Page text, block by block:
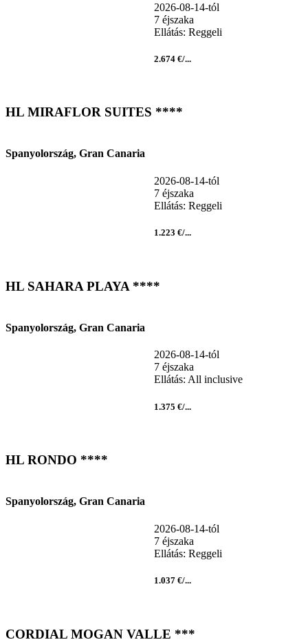
2026-08-14-tól
7 éjszaka
Ellátás: Reggeli
2.674 €/...
HL MIRAFLOR SUITES ****
Spanyolország, Gran Canaria
2026-08-14-tól
7 éjszaka
Ellátás: Reggeli
1.223 €/...
HL SAHARA PLAYA ****
Spanyolország, Gran Canaria
2026-08-14-tól
7 éjszaka
Ellátás: All inclusive
1.375 €/...
HL RONDO ****
Spanyolország, Gran Canaria
2026-08-14-tól
7 éjszaka
Ellátás: Reggeli
1.037 €/...
CORDIAL MOGAN VALLE ***